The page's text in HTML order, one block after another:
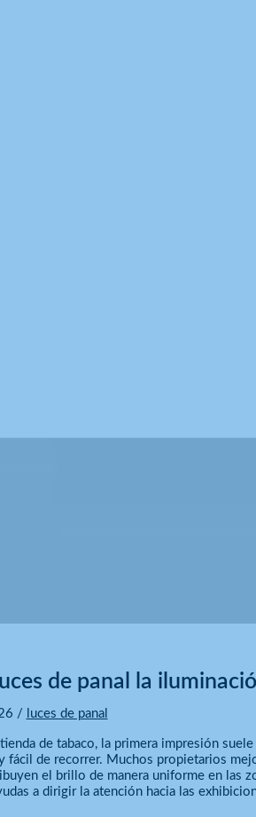
de panal la
/ luces de panal
de tabaco, la primera impresión
fácil de recorrer. Muchos propietarios
el brillo de manera uniforme en las
a dirigir la atención hacia las